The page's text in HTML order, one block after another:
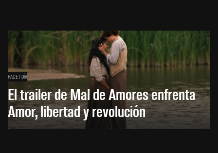
HACE 1 DÍA
El trailer de Mal de Amores enfrenta
Amor, libertad y revolución